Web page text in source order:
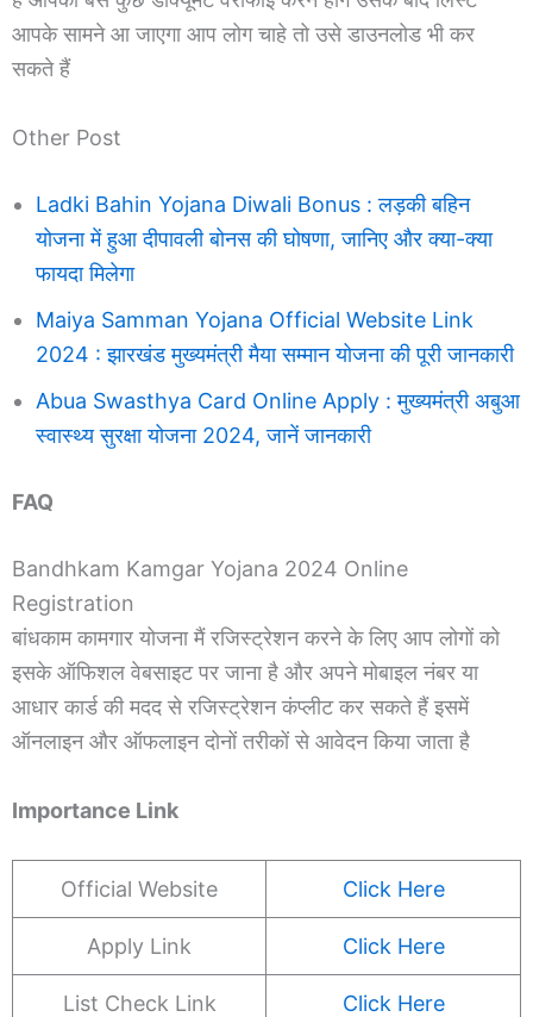
आपके सामने आ जाएगा आप लोग चाहे तो उसे डाउनलोड भी कर
सकते हैं
Other Post
Ladki Bahin Yojana Diwali Bonus : लड़की बहिन
योजना में हुआ दीपावली बोनस की घोषणा, जानिए और क्या-क्या
फायदा मिलेगा
Maiya Samman Yojana Official Website Link
2024 : झारखंड मुख्यमंत्री मैया सम्मान योजना की पूरी जानकारी
Abua Swasthya Card Online Apply : मुख्यमंत्री अबुआ
स्वास्थ्य सुरक्षा योजना 2024, जानें जानकारी
FAQ
Bandhkam Kamgar Yojana 2024 Online
Registration
बांधकाम कामगार योजना मैं रजिस्ट्रेशन करने के लिए आप लोगों को
इसके ऑफिशल वेबसाइट पर जाना है और अपने मोबाइल नंबर या
आधार कार्ड की मदद से रजिस्ट्रेशन कंप्लीट कर सकते हैं इसमें
ऑनलाइन और ऑफलाइन दोनों तरीकों से आवेदन किया जाता है
Importance Link
Official Website Click Here
Apply Link Click Here
List Check Link Click Here